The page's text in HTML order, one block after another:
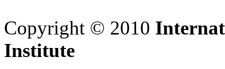
Copyright © 2010
Institute